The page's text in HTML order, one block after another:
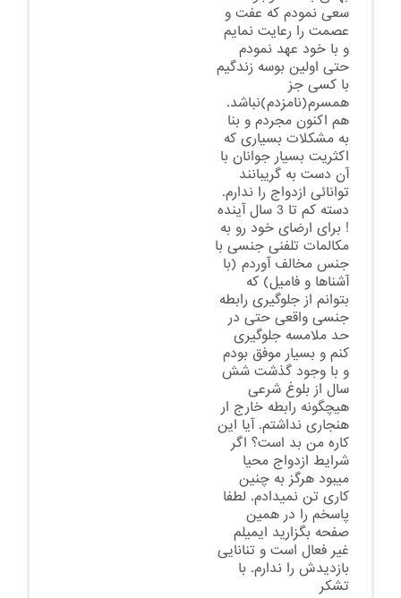
سعی نمودم که عفت و
عصمت را رعایت نمایم
و با خود عهد نمودم
حتی اولین بوسه زندگیم
با کسی جز
همسرم(نامزدم)نباشد.
هم اکنون مجردم و بنا
به مشکلات بسیاری که
اکثریت بسیار جوانان با
آن دست به گریبانند
توانائی ازدواج را ندارم.
دسته کم تا 3 سال آینده
! برای ارضای خود رو به
مکالمات تلفنی جنسی با
جنس مخالف آوردم (با
آشناها و فامیل) که
بتوانم از جلوگیری رابطه
جنسی واقعی حتی در
حد ملامسه جلوگیری
کنم و بسیار موفق بودم
و با وجود گذشت شش
سال از بلوغ شرعی
هیچگونه رابطه خارج ار
هنجاری نداشتم. آیا این
کاره من بد است؟ اگر
شرایط ازدواج محیا
میبود هرگز به چنین
کاری تن نمیدادم. لطفا
پاسخم را در همین
صفحه بگزارید ایمیلم
غیر فعال است و تنانایی
بازدیدش را ندارم. با
تشکر